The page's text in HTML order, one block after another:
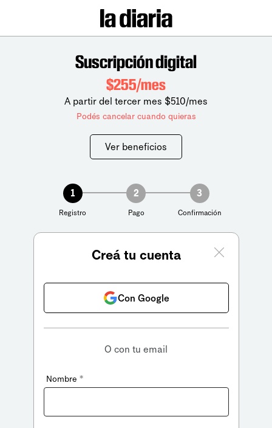
Suscripción digital
$255/mes
A partir del tercer mes $510/mes
Podés cancelar cuando quieras
Ver beneficios
1
Registro
2
Pago
3
Confirmación
Creá tu cuenta
Con Google
O con tu email
Nombre *